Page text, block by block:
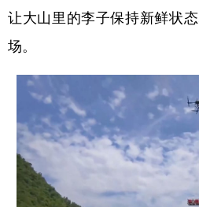
让大山里的李子保持新鲜状
场。